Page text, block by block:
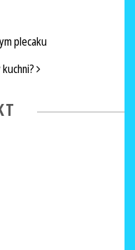
plecaku